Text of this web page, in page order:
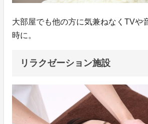
大部屋でも他の方に気兼ねなくTVや
時に。
リラクゼーション施設